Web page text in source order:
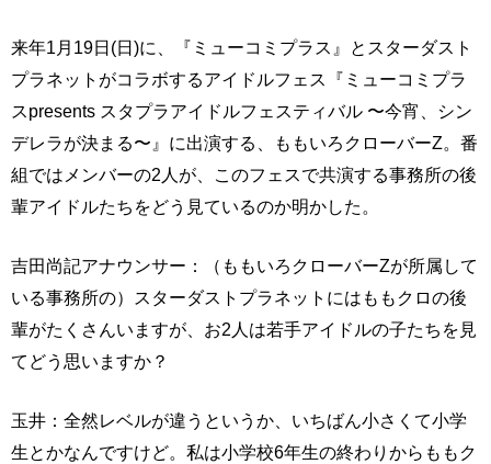
来年1月19日(日)に、『ミューコミプラス』とスターダスト
プラネットがコラボするアイドルフェス『ミューコミプラ
スpresents スタプラアイドルフェスティバル 〜今宵、シン
デレラが決まる〜』に出演する、ももいろクローバーZ。番
組ではメンバーの2人が、このフェスで共演する事務所の後
輩アイドルたちをどう見ているのか明かした。
吉田尚記アナウンサー：（ももいろクローバーZが所属して
いる事務所の）スターダストプラネットにはももクロの後
輩がたくさんいますが、お2人は若手アイドルの子たちを見
てどう思いますか？
玉井：全然レベルが違うというか、いちばん小さくて小学
生とかなんですけど。私は小学校6年生の終わりからももク